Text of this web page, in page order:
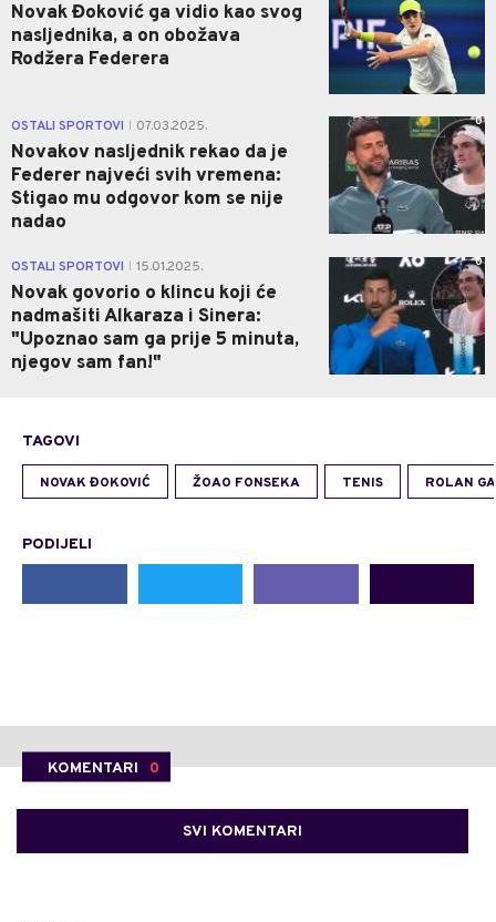
Novak Đoković ga vidio kao svog
nasljednika, a on obožava
Rodžera Federera
OSTALI SPORTOVI 07.03.2025.
Novakov nasljednik rekao da je
Federer najveći svih vremena:
Stigao mu odgovor kom se nije
nadao
0
OSTALI SPORTOVI 15.01.2025.
Novak govorio o klincu koji će
nadmašiti Alkaraza i Sinera:
"Upoznao sam ga prije 5 minuta,
njegov sam fan!"
0
TAGOVI
NOVAK ĐOKOVIĆ ŽOAO FONSEKA TENIS ROLAN
PODIJELI
KOMENTARI 0
SVI KOMENTARI